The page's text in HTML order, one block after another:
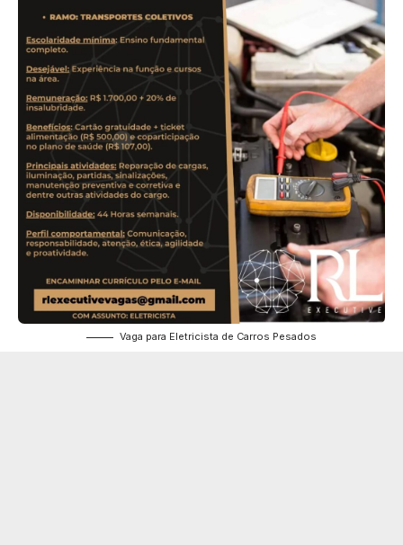
Vaga para Eletricista de Carros Pesados